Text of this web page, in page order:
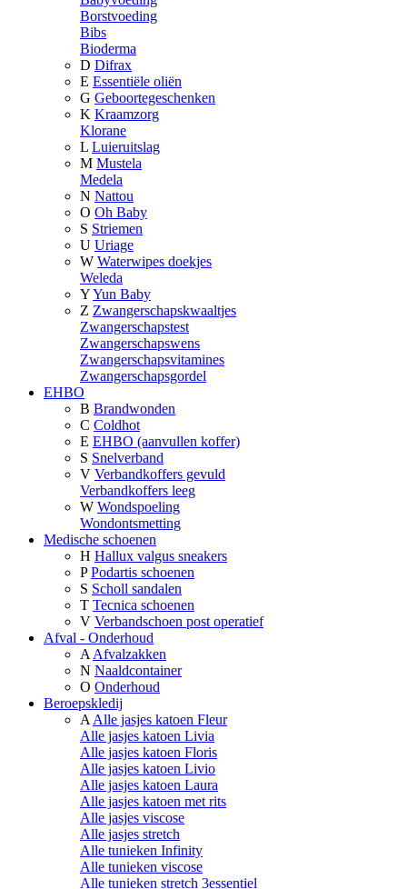
Borstvoeding
Bibs
Bioderma
D Difrax
E Essentiële oliën
G Geboortegeschenken
K Kraamzorg
Klorane
L Luieruitslag
M Mustela
Medela
N Nattou
O Oh Baby
S Striemen
U Uriage
W Waterwipes doekjes
Weleda
YYun Baby
Z Zwangerschapskwaaltjes
Zwangerschapstest
Zwangerschapswens
Zwangerschapsvitamines
Zwangerschapsgordel
EHBO
B Brandwonden
C Coldhot
E EHBO (aanvullen koffer)
S Snelverband
V Verbandkoffers gevuld
Verbandkoffers leeg
W Wondspoeling
Wondontsmetting
Medische schoenen
H Hallux valgus sneakers
P Podartis schoenen
S Scholl sandalen
T Tecnica schoenen
V Verbandschoen post operatief
Afval - Onderhoud
A Afvalzakken
N Naaldcontainer
O Onderhoud
Beroepskledij
A Alle jasjes katoen Fleur
Alle jasjes katoen Livia
Alle jasjes katoen Floris
Alle jasjes katoen Livio
Alle jasjes katoen Laura
Alle jasjes katoen met rits
Alle jasjes viscose
Alle jasjes stretch
Alle tunieken Infinity
Alle tunieken viscose
Alle tunieken stretch 3essentiel